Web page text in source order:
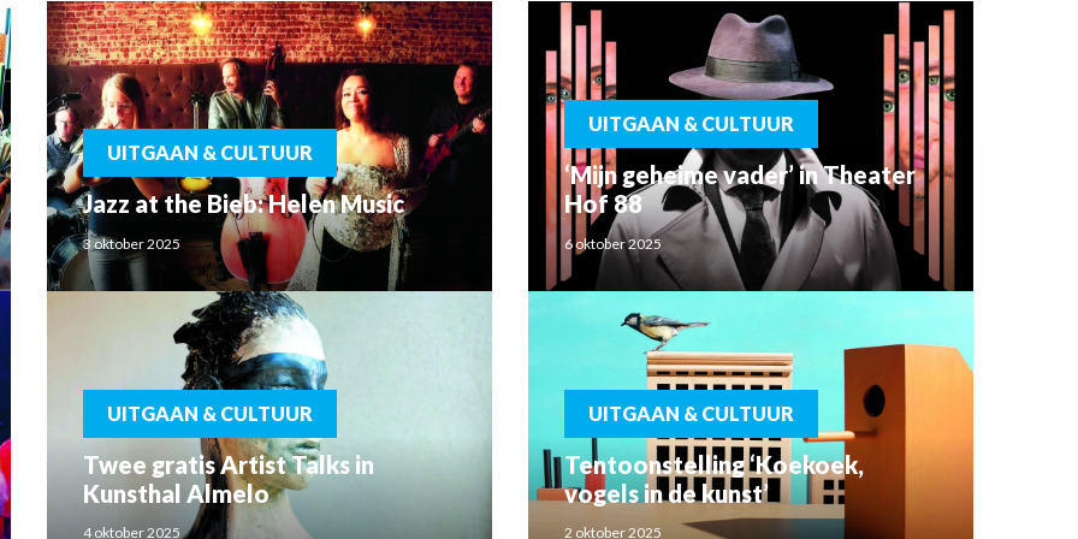
UITGAAN & CULTUUR
Jazz at the Bieb: Helen Music
3 oktober 2025
UITGAAN & CULTUUR
‘Mijn geheime vader’ in Theater
Hof 88
6 oktober 2025
UITGAAN & CULTUUR
Twee gratis Artist Talks in
Kunsthal Almelo
4 oktober 2025
UITGAAN & CULTUUR
Tentoonstelling ‘Koekoek,
vogels in de kunst’
2 oktober 2025